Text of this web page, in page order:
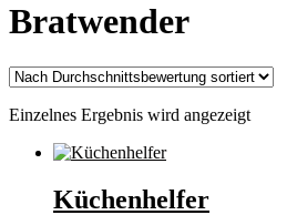
Bratwender
Einzelnes Ergebnis wird angezeigt
Küchenhelfer